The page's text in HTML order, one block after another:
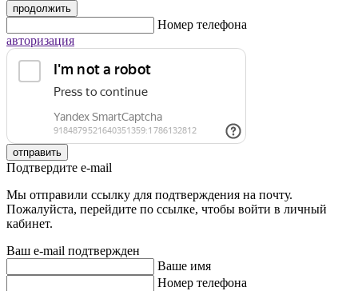
продолжить
Номер телефона
авторизация
отправить
Подтвердите e-mail
Мы отправили ссылку для подтверждения на почту.
Пожалуйста, перейдите по ссылке, чтобы войти в личный
кабинет.
Ваш e-mail подтвержден
Ваше имя
Номер телефона